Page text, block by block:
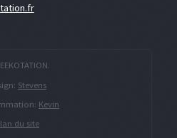
Stevens
Kevin
du site